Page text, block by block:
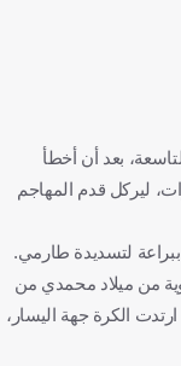
بعد أن أخطأ
ليركل قدم المهاجم
لتسديدة طارمي.
من ميلاد محمدي من
الكرة جهة اليسار،